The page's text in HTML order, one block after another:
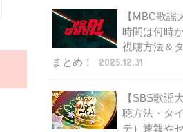
【MBC歌謡
時間は何時
視聴方法＆
まとめ！
2025.12.31
【SBS歌謡
聴方法・タ
テ）速報や